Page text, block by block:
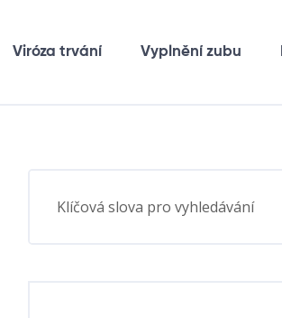
Viróza trvání Vyplnění zubu